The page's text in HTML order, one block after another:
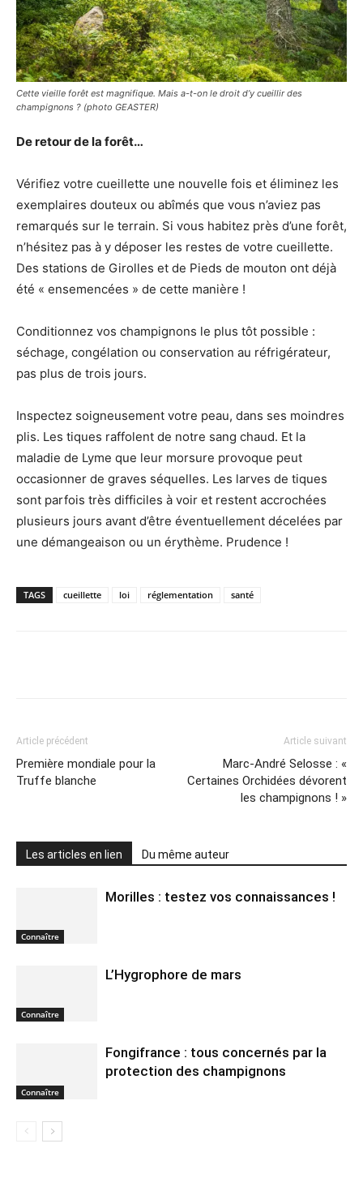
Cette vieille forêt est magnifique. Mais a-t-on le droit d’y cueillir des
champignons ? (photo GEASTER)
De retour de la forêt…
Vérifiez votre cueillette une nouvelle fois et éliminez les
exemplaires douteux ou abîmés que vous n’aviez pas
remarqués sur le terrain. Si vous habitez près d’une forêt,
n’hésitez pas à y déposer les restes de votre cueillette.
Des stations de Girolles et de Pieds de mouton ont déjà
été « ensemencées » de cette manière !
Conditionnez vos champignons le plus tôt possible :
séchage, congélation ou conservation au réfrigérateur,
pas plus de trois jours.
Inspectez soigneusement votre peau, dans ses moindres
plis. Les tiques raffolent de notre sang chaud. Et la
maladie de Lyme que leur morsure provoque peut
occasionner de graves séquelles. Les larves de tiques
sont parfois très difficiles à voir et restent accrochées
plusieurs jours avant d’être éventuellement décelées par
une démangeaison ou un érythème. Prudence !
TAGS cueillette loi réglementation santé
Article précédent
Première mondiale pour la
Truffe blanche
Article suivant
Marc-André Selosse : «
Certaines Orchidées dévorent
les champignons ! »
Les articles en lien Du même auteur
Connaître
Morilles : testez vos connaissances !
Connaître
L’Hygrophore de mars
Connaître
Fongifrance : tous concernés par la
protection des champignons